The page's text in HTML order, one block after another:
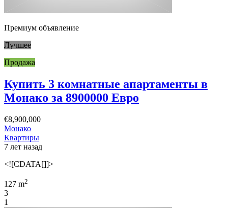
Премиум объявление
Лучшее
Продажа
Купить 3 комнатные апартаменты в
Монако за 8900000 Евро
€8,900,000
Монако
Квартиры
7 лет назад
<![CDATA[]]>
127 m2
3
1